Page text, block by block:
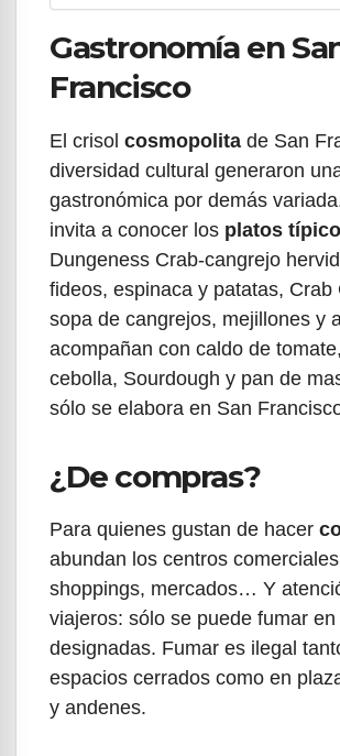
Gastronomía en
Francisco
El crisol cosmopolita de San
diversidad cultural generaron
gastronómica por demás
invita a conocer los platos
Dungeness Crab-cangrejo
fideos, espinaca y patatas, Crab
sopa de cangrejos, mejillones y
acompañan con caldo de
cebolla, Sourdough y pan de
sólo se elabora en San
¿De compras?
Para quienes gustan de hacer
abundan los centros
shoppings, mercados… Y
viajeros: sólo se puede fumar
designadas. Fumar es ilegal
espacios cerrados como en
y andenes.